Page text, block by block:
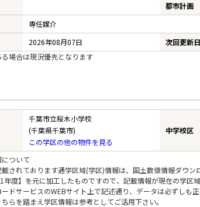
都市計画
専任媒介
2026年08月07日 次回更新日
場合は現況優先となります
千葉市立桜木小学校
(千葉県千葉市)
この学区の他の物件を見る
中学校区
ついて
されております通学区域(学区)情報は、国土数値情報ダウ
度】を元に加工したものですので、記載情報が現在の学区
ドサービスのWEBサイト上で記述通り、データは必ずしも
らを踏まえ学区情報は参考としてご活用下さい。